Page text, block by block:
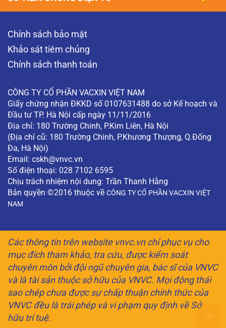
Chính sách bảo mật
Khảo sát tiêm chủng
Chính sách thanh toán
CÔNG TY CỔ PHẦN VACXIN VIỆT NAM
Giấy chứng nhận ĐKKD số 0107631488 do sở Kế hoạch và
Đầu tư TP. Hà Nội cấp ngày 11/11/2016
Địa chỉ: 180 Trường Chinh, P.Kim Liên, Hà Nội
(Địa chỉ cũ: 180 Trường Chinh, P.Khương Thượng, Q.Đống
Đa, Hà Nội)
Email: cskh@vnvc.vn
Số điện thoại: 028 7102 6595
Chịu trách nhiệm nội dung: Trần Thanh Hằng
Bản quyền ©2016 thuộc về CÔNG TY CỔ PHẦN VACXIN VIỆT
NAM
Các thông tin trên website vnvc.vn chỉ phục vụ cho
mục đích tham khảo, tra cứu, được kiểm soát
chuyên môn bởi đội ngũ chuyên gia, bác sĩ của VNVC
và là tài sản thuộc sở hữu của VNVC. Mọi động thái
sao chép chưa được sự chấp thuận chính thức của
VNVC đều là trái phép và vi phạm quy định về Sở
hữu trí tuệ.